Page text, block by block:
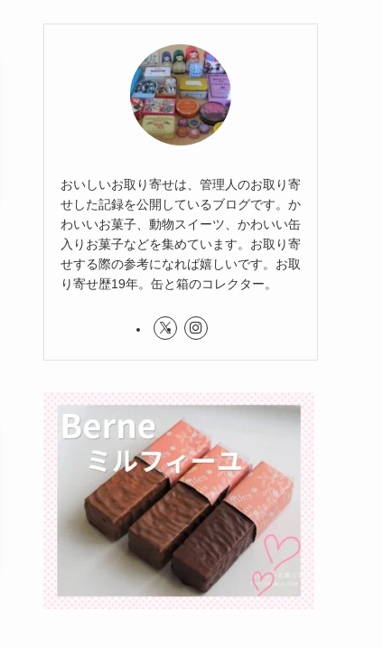
おいしいお取り寄せは、管理人のお取り寄
せした記録を公開しているブログです。か
わいいお菓子、動物スイーツ、かわいい缶
入りお菓子などを集めています。お取り寄
せする際の参考になれば嬉しいです。お取
り寄せ歴19年。缶と箱のコレクター。